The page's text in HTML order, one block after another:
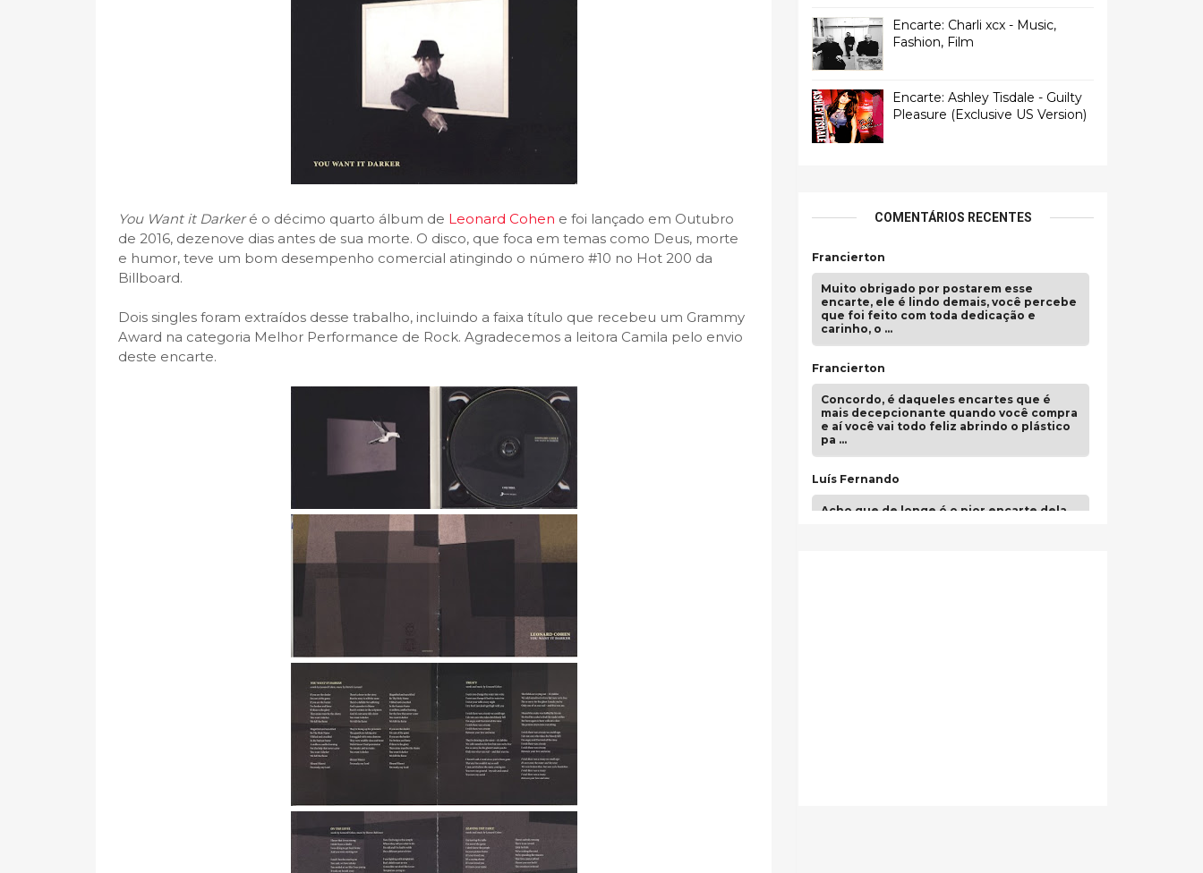
You Want it Darkeré o décimo quarto álbum de Leonard Cohen e foi lançado em Outubro
de 2016, dezenove dias antes de sua morte. O disco, que foca em temas como Deus, morte
e humor, teve um bom desempenho comercial atingindo o número #10 no Hot 200 da
Billboard.
Dois singles foram extraídos desse trabalho, incluindo a faixa título que recebeu um Grammy
Award na categoria Melhor Performance de Rock. Agradecemos a leitora Camila pelo envio
deste encarte.
Encarte: Charli xcx - Music,
Fashion, Film
Encarte: Ashley Tisdale - Guilty
Pleasure (Exclusive US Version)
COMENTÁRIOS RECENTES
Francierton
Muito obrigado por postarem esse
encarte, ele é lindo demais, você percebe
que foi feito com toda dedicação e
carinho, o …
Francierton
Concordo, é daqueles encartes que é
mais decepcionante quando você compra
e aí você vai todo feliz abrindo o plástico
pa …
Luís Fernando
Acho que de longe é o pior encarte dela.